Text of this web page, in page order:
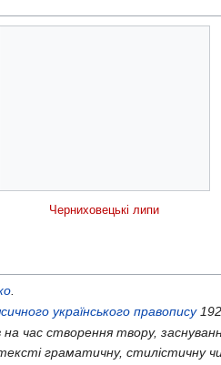
Черниховецькі липи
українського правопису
час створення твору,
граматичну, стилістичну